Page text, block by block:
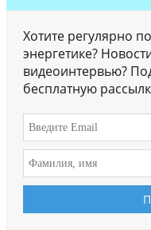
Хотите регулярно
энергетике?
видеоинтервью?
бесплатную